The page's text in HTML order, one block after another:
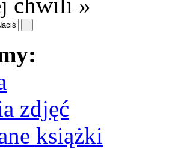
zdjęć
książki